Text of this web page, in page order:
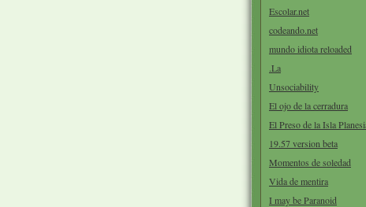
Escolar.net
codeando.net
mundo idiota reloaded
.La
Unsociability
El ojo de la cerradura
El Preso de la Isla
19.57 version beta
Momentos de soledad
Vida de mentira
I may be Paranoid